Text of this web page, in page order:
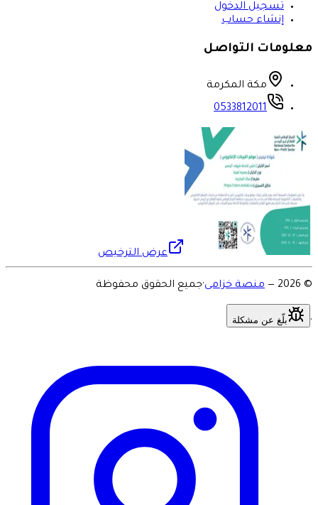
تسجيل الدخول
إنشاء حساب
معلومات التواصل
مكة المكرمة
0533812011
عرض الترخيص
©
2026
— منصة خزامى·جميع الحقوق محفوظة
· بلّغ عن مشكلة